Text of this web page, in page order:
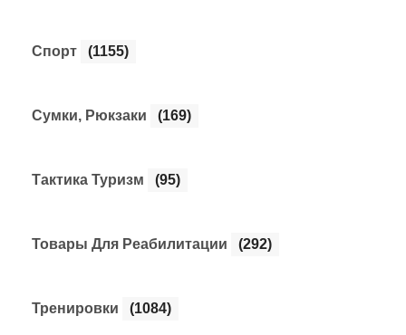
Спорт (1155)
Сумки, Рюкзаки (169)
Тактика Туризм (95)
Товары Для Реабилитации (292)
Тренировки (1084)